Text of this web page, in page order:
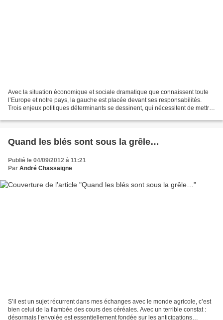
Avec la situation économique et sociale dramatique que connaissent toute
l’Europe et notre pays, la gauche est placée devant ses responsabilités.
Trois enjeux politiques déterminants se dessinent, qui nécessitent de mettre
Quand les blés sont sous la grêle…
Publié le 04/09/2012 à 11:21
Par André Chassaigne
S’il est un sujet récurrent dans mes échanges avec le monde agricole, c’est
bien celui de la flambée des cours des céréales. Avec un terrible constat :
désormais l’envolée est essentiellement fondée sur les anticipations